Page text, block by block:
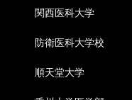
関西医科大学
防衛医科大学校
順天堂大学